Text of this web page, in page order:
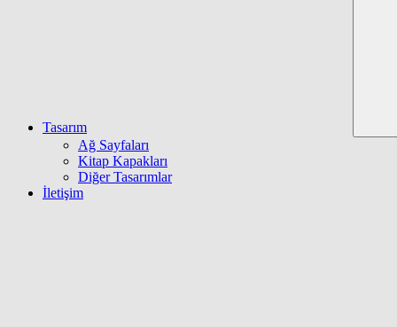
Tasarım
Ağ Sayfaları
Kitap Kapakları
Diğer Tasarımlar
İletişim